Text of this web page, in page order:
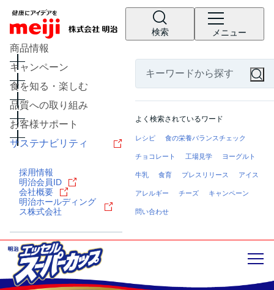
検索 メニュー
商品情報
キャンペーン
食を知る・楽しむ
品質への取り組み
お客様サポート
サステナビリティ
採用情報
明治会員ID
会社概要
明治ホールディング
ス株式会社
よく検索されているワード
レシピ 食の栄養バランスチェック
チョコレート 工場見学 ヨーグルト
牛乳 食育 プレスリリース アイス
アレルギー チーズ キャンペーン
問い合わせ